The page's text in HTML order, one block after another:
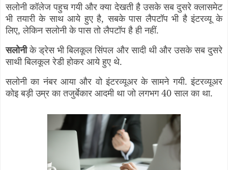
सलोनी कॉलेज पहुच गयी और क्या देखती है उसके सब दुसरे क्लासमेट
भी तयारी के साथ आये हुए है, सबके पास लैपटॉप भी है इंटरव्यू के
लिए, लेकिन सलोनी के पास तो लैपटॉप है ही नहीं.
सलोनीके ड्रेस भी बिलकूल सिंपल और सादी थी और उसके सब दुसरे
साथी बिलकूल रेडी होकर आये हुए थे.
सलोनी का नंबर आया और वो इंटरव्यूअर के सामने गयी. इंटरव्यूअर
कोइ बड़ी उम्र का तजुर्बेकार आदमी था जो लगभग 40 साल का था.